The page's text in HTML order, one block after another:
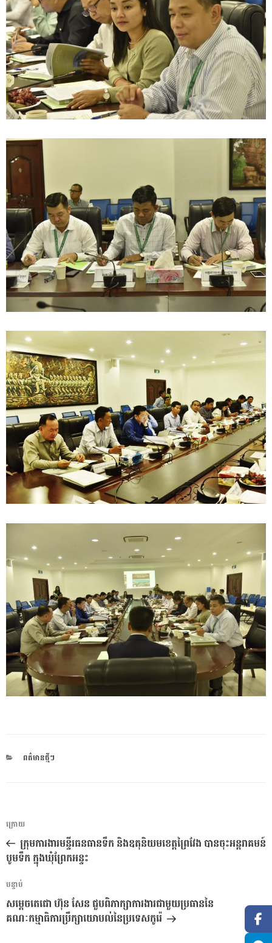
CATEGORIES
ពត៌មានថ្មីៗ
ការ​
នាំទិស​
ប្រកាស
អត្ថបទ
មុន
ក្រោយ
ក្រុមការងារមន្ទីរធនធានទឹក និងឧតុនិយមខេត្តព្រៃវែង បានចុះអន្តរាគមន៍
បូមទឹក ក្នុងឃុំព្រែកអន្ទះ
អត្ថបទ
បន្ទាប់
បន្ទាប់
សម្តេចតេជោ ហ៊ុន សែន ជួបពិភាក្សាការងារជាមួយប្រធាននៃ
គណៈកម្មាធិការប្រឹក្សាយោបល់នៃប្រទេសកូរ៉េ